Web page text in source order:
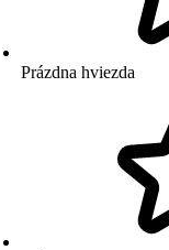
Prázdna hviezda